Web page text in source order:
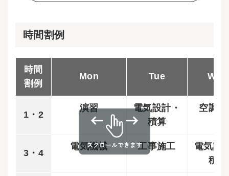
時間割例
時間
割例
Mon Tue Wed
1・2
演習
電気設計・
積算
空調
3・4
電気機械 工事施工
電気設
積算